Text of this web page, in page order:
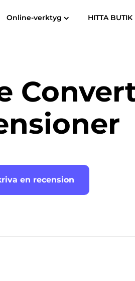
Converter
musikkonverterare
Online-verktyg HITTA BUTIK
en recension